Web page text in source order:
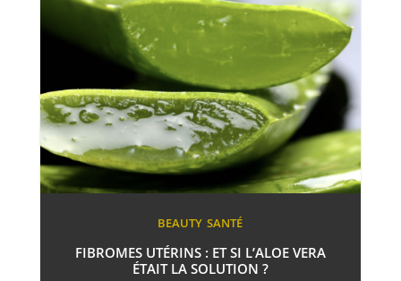
BEAUTY SANTÉ
FIBROMES UTÉRINS : ET SI L’ALOE VERA
ÉTAIT LA SOLUTION ?